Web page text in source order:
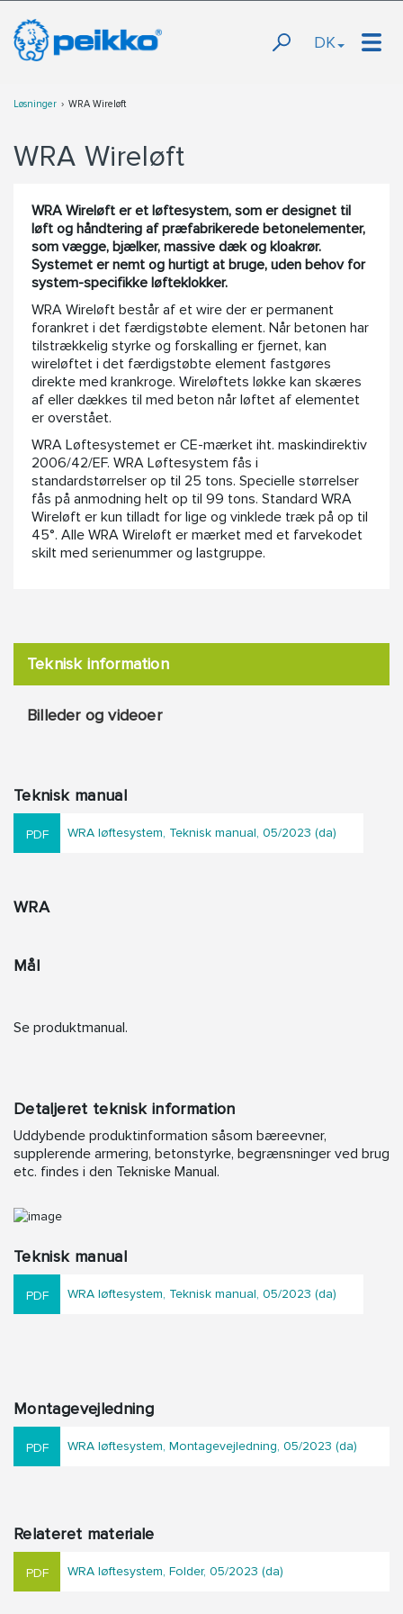
DK
Løsninger WRA Wireløft
WRA Wireløft
WRA Wireløft er et løftesystem, som er designet til
løft og håndtering af præfabrikerede betonelementer,
som vægge, bjælker, massive dæk og kloakrør.
Systemet er nemt og hurtigt at bruge, uden behov for
system-specifikke løfteklokker.
WRA Wireløft består af et wire der er permanent
forankret i det færdigstøbte element. Når betonen har
tilstrækkelig styrke og forskalling er fjernet, kan
wireløftet i det færdigstøbte element fastgøres
direkte med krankroge. Wireløftets løkke kan skæres
af eller dækkes til med beton når løftet af elementet
er overstået.
WRA Løftesystemet er CE-mærket iht. maskindirektiv
2006/42/EF. WRA Løftesystem fås i
standardstørrelser op til 25 tons. Specielle størrelser
fås på anmodning helt op til 99 tons. Standard WRA
Wireløft er kun tilladt for lige og vinklede træk på op til
45°. Alle WRA Wireløft er mærket med et farvekodet
skilt med serienummer og lastgruppe.
Teknisk information
Billeder og videoer
Teknisk manual
WRA løftesystem, Teknisk manual, 05/2023 (da)
WRA
Mål
Se produktmanual.
Detaljeret teknisk information
Uddybende produktinformation såsom bæreevner,
supplerende armering, betonstyrke, begrænsninger ved brug
etc. findes i den Tekniske Manual.
Teknisk manual
WRA løftesystem, Teknisk manual, 05/2023 (da)
Montagevejledning
WRA løftesystem, Montagevejledning, 05/2023 (da)
Relateret materiale
WRA løftesystem, Folder, 05/2023 (da)